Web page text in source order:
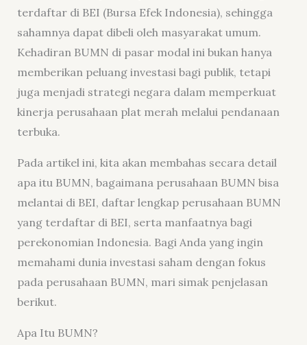
terdaftar di BEI (Bursa Efek Indonesia), sehingga
sahamnya dapat dibeli oleh masyarakat umum.
Kehadiran BUMN di pasar modal ini bukan hanya
memberikan peluang investasi bagi publik, tetapi
juga menjadi strategi negara dalam memperkuat
kinerja perusahaan plat merah melalui pendanaan
terbuka.
Pada artikel ini, kita akan membahas secara detail
apa itu BUMN, bagaimana perusahaan BUMN bisa
melantai di BEI, daftar lengkap perusahaan BUMN
yang terdaftar di BEI, serta manfaatnya bagi
perekonomian Indonesia. Bagi Anda yang ingin
memahami dunia investasi saham dengan fokus
pada perusahaan BUMN, mari simak penjelasan
berikut.
Apa Itu BUMN?